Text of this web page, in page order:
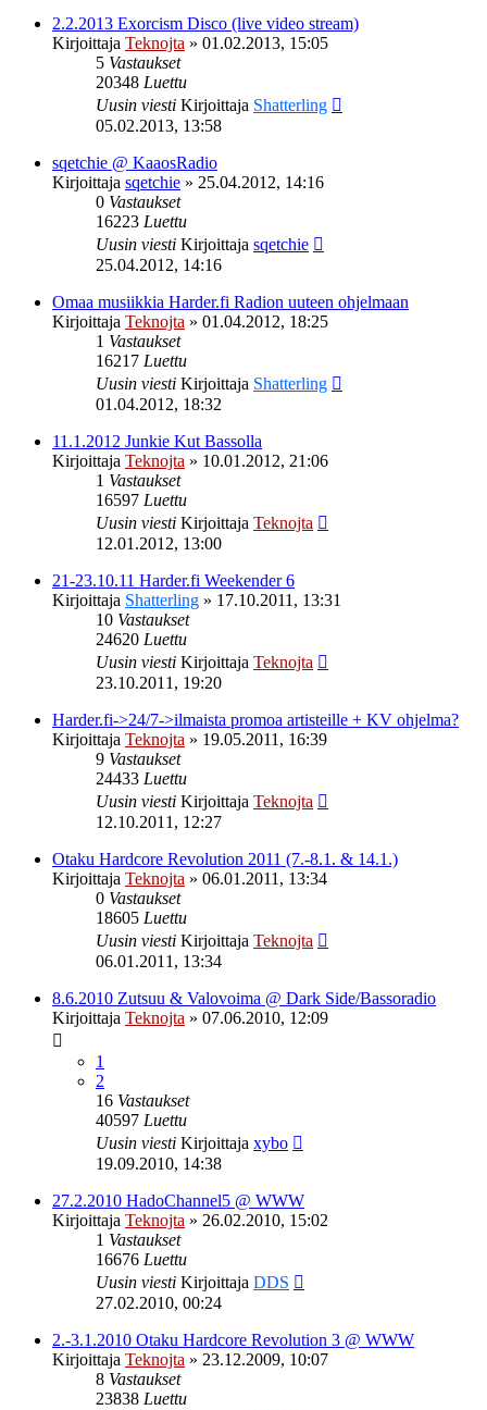
2.2.2013 Exorcism Disco (live video stream)
Kirjoittaja Teknojta » 01.02.2013, 15:05
5 Vastaukset
20348 Luettu
Uusin viesti Kirjoittaja Shatterling
05.02.2013, 13:58
sqetchie @ KaaosRadio
Kirjoittaja sqetchie » 25.04.2012, 14:16
0 Vastaukset
16223 Luettu
Uusin viesti Kirjoittaja sqetchie
25.04.2012, 14:16
Omaa musiikkia Harder.fi Radion uuteen ohjelmaan
Kirjoittaja Teknojta » 01.04.2012, 18:25
1 Vastaukset
16217 Luettu
Uusin viesti Kirjoittaja Shatterling
01.04.2012, 18:32
11.1.2012 Junkie Kut Bassolla
Kirjoittaja Teknojta » 10.01.2012, 21:06
1 Vastaukset
16597 Luettu
Uusin viesti Kirjoittaja Teknojta
12.01.2012, 13:00
21-23.10.11 Harder.fi Weekender 6
Kirjoittaja Shatterling » 17.10.2011, 13:31
10 Vastaukset
24620 Luettu
Uusin viesti Kirjoittaja Teknojta
23.10.2011, 19:20
Harder.fi->24/7->ilmaista promoa artisteille + KV ohjelma?
Kirjoittaja Teknojta » 19.05.2011, 16:39
9 Vastaukset
24433 Luettu
Uusin viesti Kirjoittaja Teknojta
12.10.2011, 12:27
Otaku Hardcore Revolution 2011 (7.-8.1. & 14.1.)
Kirjoittaja Teknojta » 06.01.2011, 13:34
0 Vastaukset
18605 Luettu
Uusin viesti Kirjoittaja Teknojta
06.01.2011, 13:34
8.6.2010 Zutsuu & Valovoima @ Dark Side/Bassoradio
Kirjoittaja Teknojta » 07.06.2010, 12:09
1
2
16 Vastaukset
40597 Luettu
Uusin viesti Kirjoittaja xybo
19.09.2010, 14:38
27.2.2010 HadoChannel5 @ WWW
Kirjoittaja Teknojta » 26.02.2010, 15:02
1 Vastaukset
16676 Luettu
Uusin viesti Kirjoittaja DDS
27.02.2010, 00:24
2.-3.1.2010 Otaku Hardcore Revolution 3 @ WWW
Kirjoittaja Teknojta » 23.12.2009, 10:07
8 Vastaukset
23838 Luettu